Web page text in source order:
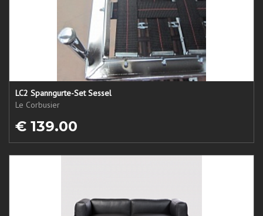
LC2 Spanngurte-Set Sessel
Le Corbusier
€ 139.00